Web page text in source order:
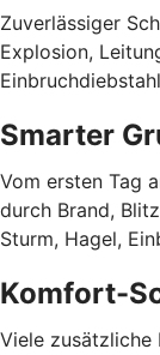
Zuverlässiger
Explosion,
Smarter
Vom ersten Tag
durch Brand,
Sturm, Hagel,
Komfort-
Viele zusätzliche